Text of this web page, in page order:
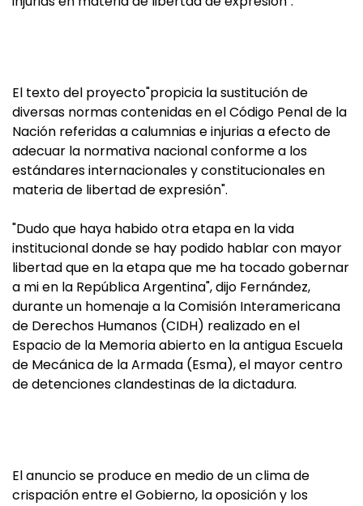
El texto del proyecto"propicia la sustitución de
diversas normas contenidas en el Código Penal de la
Nación referidas a calumnias e injurias a efecto de
adecuar la normativa nacional conforme a los
estándares internacionales y constitucionales en
materia de libertad de expresión".
"Dudo que haya habido otra etapa en la vida
institucional donde se hay podido hablar con mayor
libertad que en la etapa que me ha tocado gobernar
a mi en la República Argentina", dijo Fernández,
durante un homenaje a la Comisión Interamericana
de Derechos Humanos (CIDH) realizado en el
Espacio de la Memoria abierto en la antigua Escuela
de Mecánica de la Armada (Esma), el mayor centro
de detenciones clandestinas de la dictadura.
El anuncio se produce en medio de un clima de
crispación entre el Gobierno, la oposición y los